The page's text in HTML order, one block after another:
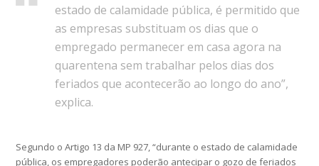
estado de calamidade pública, é permitido que
as empresas substituam os dias que o
empregado permanecer em casa agora na
quarentena sem trabalhar pelos dias dos
feriados que acontecerão ao longo do ano”,
explica.
Segundo o Artigo 13 da MP 927, “durante o estado de calamidade
pública, os empregadores poderão antecipar o gozo de feriados